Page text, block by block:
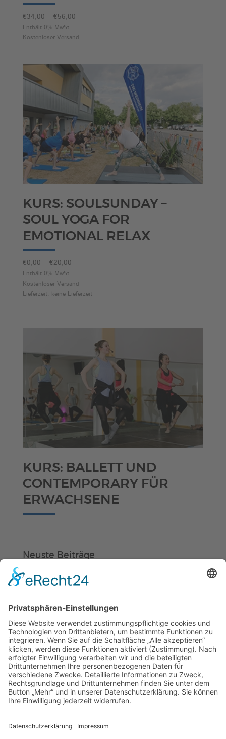
€34,00 – €56,00Preisspanne:
bis
Enthält 0% MwSt.
Kostenloser Versand
KURS: SOULSUNDAY –
SOUL YOGA FOR
EMOTIONAL RELAX
€0,00 – €20,00Preisspanne:
bis
€20,00
Enthält 0% MwSt.
Kostenloser Versand
Lieferzeit: keine Lieferzeit
KURS: BALLETT UND
CONTEMPORARY FÜR
ERWACHSENE
Neuste Beiträge
Verein
ab 13 Uhr geschlossen
„Am Ende bekommt jeder ein
Schwimmabzeichen“
Sommercamps: Fußball, Tanz oder
Hockey